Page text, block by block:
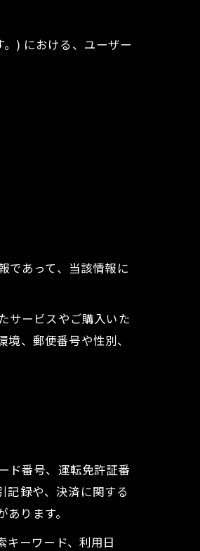
) における、ユーザー
であって、当該情報に
サービスやご購入いた
、郵便番号や性別、
ド番号、運転免許証番
記録や、決済に関する
ります。
ーワード、利用日